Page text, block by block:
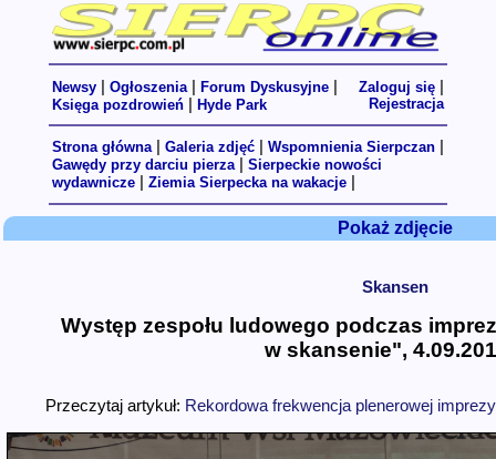
Newsy Ogłoszenia Forum Dyskusyjne
Księga pozdrowień Hyde Park
Zaloguj się
Rejestracja
Strona główna| Galeria zdjęć Wspomnienia Sierpczan
Gawędy przy darciu pierza| Sierpeckie nowości
wydawnicze
Ziemia Sierpecka na wakacje
Pokaż zdjęcie
Skansen
Występ zespołu ludowego podczas
w skansenie",
Przeczytaj artykuł: Rekordowa frekwencja plenerowej